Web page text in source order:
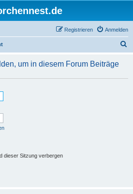
Anmelden
Registrieren
h
um in diesem Forum Beiträge
dieser Sitzung verbergen